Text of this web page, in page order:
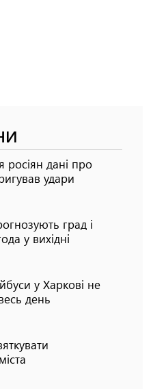
росіян дані про
удари
град і
у вихідні
у Харкові не
день